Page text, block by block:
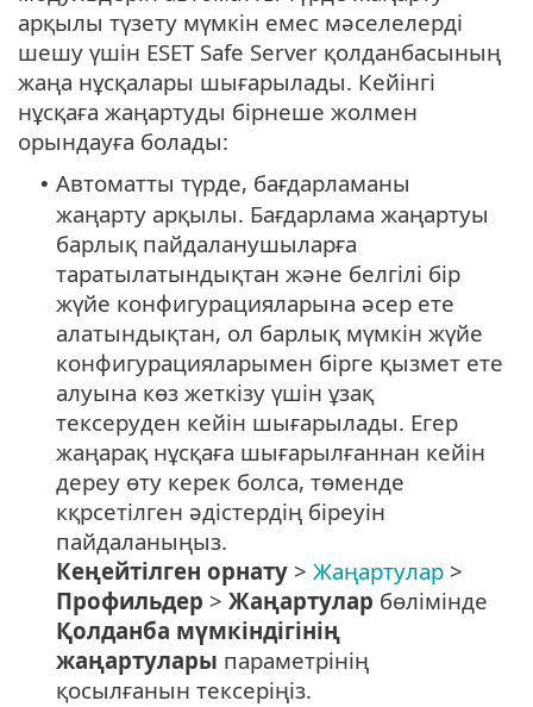
арқылы түзету мүмкін емес мәселелерді
шешу үшін ESET Safe Server қолданбасының
жаңа нұсқалары шығарылады. Кейінгі
нұсқаға жаңартуды бірнеше жолмен
орындауға болады:
• Автоматты түрде, бағдарламаны
жаңарту арқылы. Бағдарлама жаңартуы
барлық пайдаланушыларға
таратылатындықтан және белгілі бір
жүйе конфигурацияларына әсер ете
алатындықтан, ол барлық мүмкін жүйе
конфигурацияларымен бірге қызмет ете
алуына көз жеткізу үшін ұзақ
тексеруден кейін шығарылады. Егер
жаңарақ нұсқаға шығарылғаннан кейін
дереу өту керек болса, төменде
кқрсетілген әдістердің біреуін
пайдаланыңыз.
Кеңейтілген орнату > Жаңартулар >
Профильдер > Жаңартулар бөлімінде
Қолданба мүмкіндігінің
жаңартулары параметрінің
қосылғанын тексеріңіз.